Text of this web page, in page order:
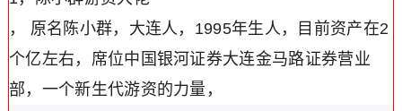
， 原名陈小群，大连人，1995年生人，目前资产在2
个亿左右，席位中国银河证券大连金马路证券营业
部，一个新生代游资的力量，